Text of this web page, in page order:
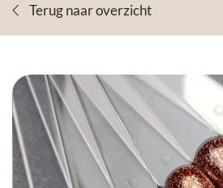
Terug naar overzicht